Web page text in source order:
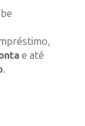
e até
.